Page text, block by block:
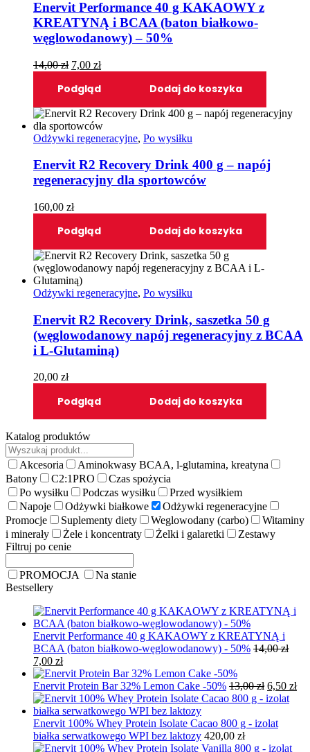
Enervit Performance 40 g KAKAOWY z
KREATYNĄ i BCAA (baton białkowo-
węglowodanowy) – 50%
14,00zł Pierwotna
wynosiła:
7,00 złAktualna
wynosi:
Podgląd Dodaj do koszyka
Odżywki regeneracyjne, Po wysiłku
Enervit R2 Recovery Drink 400 g – napój
regeneracyjny dla sportowców
160,00 zł
Podgląd Dodaj do koszyka
Odżywki regeneracyjne, Po wysiłku
Enervit R2 Recovery Drink, saszetka 50 g
(węglowodanowy napój regeneracyjny z BCAA
i L-Glutaminą)
20,00 zł
Podgląd Dodaj do koszyka
Katalog produktów
Akcesoria
Aminokwasy BCAA, l-glutamina, kreatyna
Batony
C2:1PRO
Czas spożycia
Po wysiłku
Podczas wysiłku
Przed wysiłkiem
Napoje
Odżywki białkowe
Odżywki regeneracyjne
Promocje
Suplementy diety Weglowodany (carbo)
Witaminy
i minerały
Żele i koncentraty Żelki i galaretki
Zestawy
Filtruj po cenie
PROMOCJA
Na stanie
Bestsellery
Enervit Performance 40 g KAKAOWY z KREATYNĄ i
BCAA (baton białkowo-węglowodanowy) - 50% 14,00zł
Pierwotna
cena
wynosiła:
14,00 zł.
7,00 złAktualna
cena
wynosi:
7,00 zł.
Enervit Protein Bar 32% Lemon Cake -50% 13,00zł Pierwotna
cena
13,00 zł.
6,50 zł
Enervit 100% Whey Protein Isolate Cacao 800 g - izolat
białka serwatkowego WPI bez laktozy 420,00 zł